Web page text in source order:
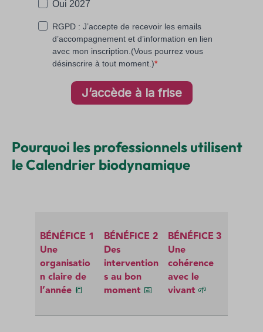
Pourquoi les professionnels utilisent
le Calendrier biodynamique
BÉNÉFICE 1
Une
organisatio
n claire de
l’année 📒
BÉNÉFICE 2
Des
intervention
s au bon
moment 📅
BÉNÉFICE3
Une
cohérence
avec le
vivant 🌱